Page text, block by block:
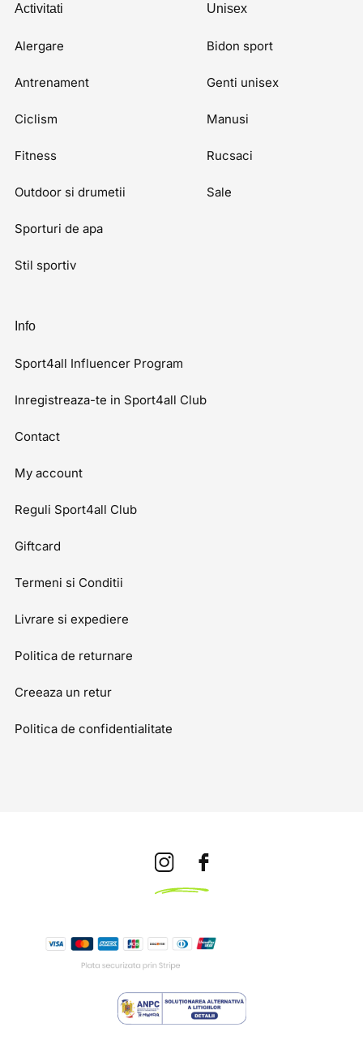
Activitati
Alergare
Antrenament
Ciclism
Fitness
Outdoor si drumetii
Sporturi de apa
Stil sportiv
Unisex
Bidon sport
Genti unisex
Manusi
Rucsaci
Sale
Info
Sport4all Influencer Program
Inregistreaza-te in Sport4all Club
Contact
My account
Reguli Sport4all Club
Giftcard
Termeni si Conditii
Livrare si expediere
Politica de returnare
Creeaza un retur
Politica de confidentialitate